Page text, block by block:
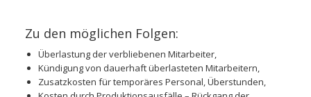
Zu den möglichen Folgen:
Überlastung der verbliebenen Mitarbeiter,
Kündigung von dauerhaft überlasteten Mitarbeitern,
Zusatzkosten für temporäres Personal, Überstunden,